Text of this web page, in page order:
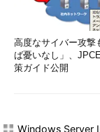
高度なサイバー攻撃
ば憂いなし」、
策ガイド公開
Windows Server